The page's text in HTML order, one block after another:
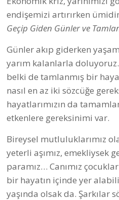
endişemizi artırırken
Geçip Giden Günler ve
Günler akıp giderken
yarım kalanlarla
belki de tamlanmış bir
nasıl en az iki sözcüğe
hayatlarımızın da
etkenlere gereksinimi var.
Bireysel mutluluklarımız
yeterli aşımız, emekliysek
paramız… Canımız
bir hayatın içinde yer
yaşında olsak da. Şarkılar